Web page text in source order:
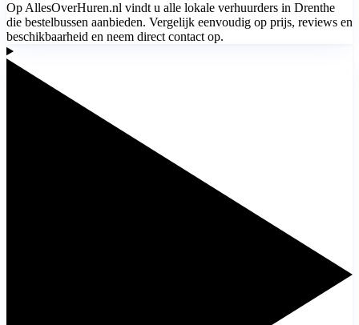
Op AllesOverHuren.nl vindt u alle lokale verhuurders in Drenthe
die bestelbussen aanbieden. Vergelijk eenvoudig op prijs, reviews en
beschikbaarheid en neem direct contact op.